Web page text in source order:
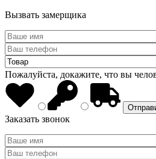
Вызвать замерщика
Пожалуйста, докажите, что вы
Заказать звонок